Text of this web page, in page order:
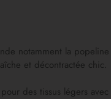
notamment la
et décontractée chic.
des tissus légers